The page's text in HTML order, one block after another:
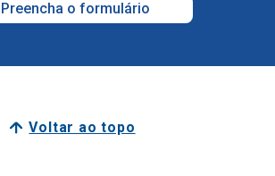
Preencha o formulário
Voltar ao topo